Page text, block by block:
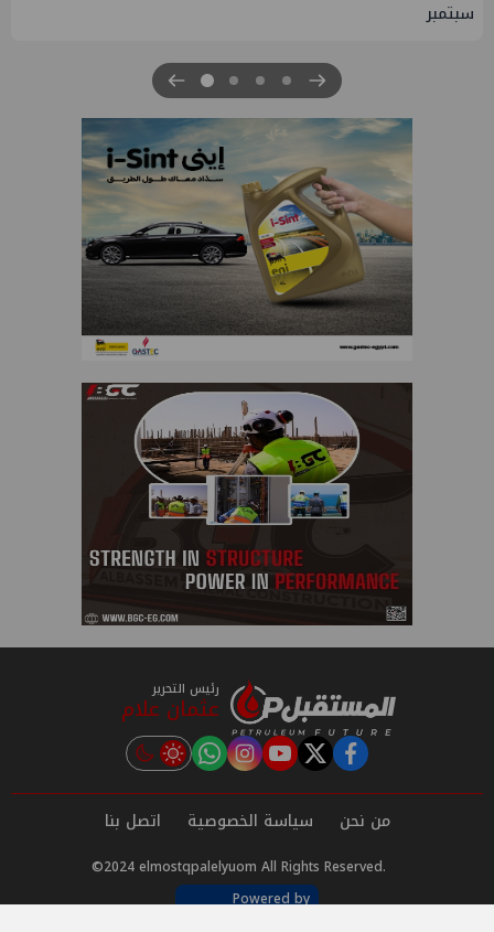
رئيس التحرير
عثمان علام
facebook
twitter
youtube
instagram
tiktok
من نحن سياسة الخصوصية اتصل بنا
©2024 elmostqpalelyuom All Rights Reserved.
Powered by